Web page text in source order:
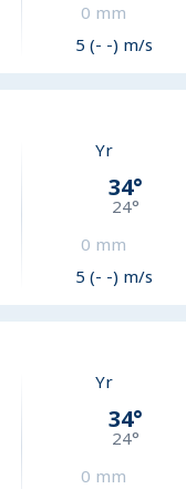
0 mm
5 (- -) m/s
Yr
34°
24°
0 mm
5 (- -) m/s
Yr
34°
24°
0 mm